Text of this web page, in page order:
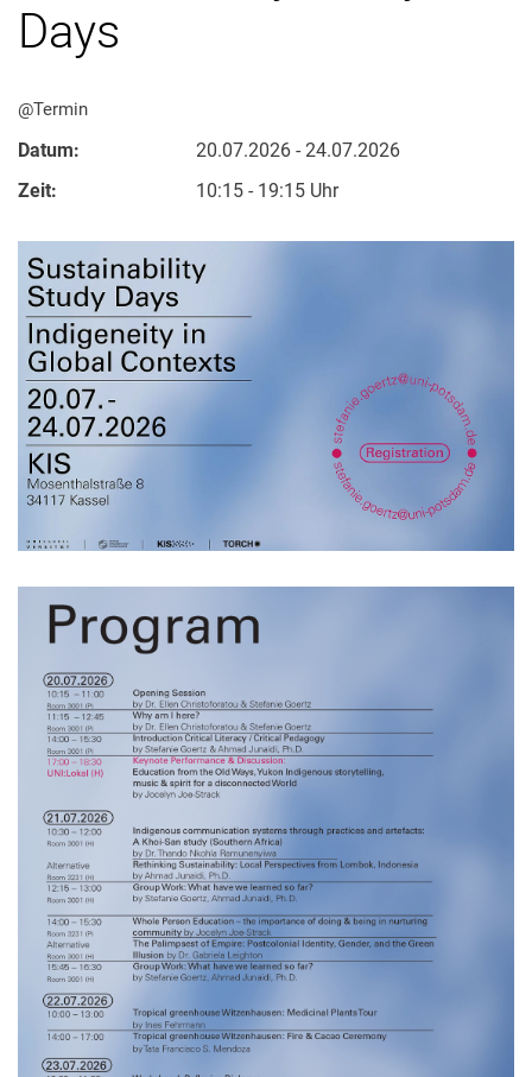
Days
@Termin
Datum:
20.07.2026 - 24.07.2026
Zeit:
10:15 - 19:15 Uhr